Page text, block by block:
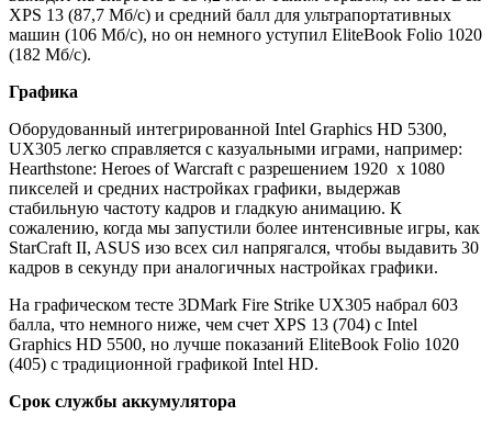
XPS 13 (87,7 Мб/с) и средний балл для ультрапортативных
машин (106 Мб/с), но он немного уступил EliteBook Folio 1020
(182 Мб/с).
Графика
Оборудованный интегрированной Intel Graphics HD 5300,
UX305 легко справляется с казуальными играми, например:
Hearthstone: Heroes of Warcraft с разрешением 1920 х 1080
пикселей и средних настройках графики, выдержав
стабильную частоту кадров и гладкую анимацию. К
сожалению, когда мы запустили более интенсивные игры, как
StarCraft II, ASUS изо всех сил напрягался, чтобы выдавить 30
кадров в секунду при аналогичных настройках графики.
На графическом тесте 3DMark Fire Strike UX305 набрал 603
балла, что немного ниже, чем счет XPS 13 (704) с Intel
Graphics HD 5500, но лучше показаний EliteBook Folio 1020
(405) с традиционной графикой Intel HD.
Срок службы аккумулятора